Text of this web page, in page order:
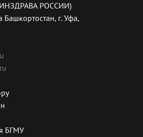
РОССИИ)
г. Уфа,
БГМУ